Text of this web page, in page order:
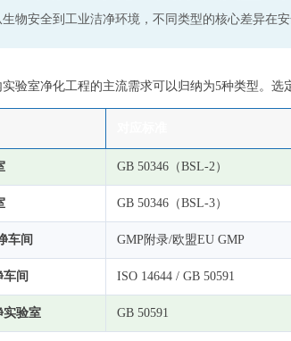
生物安全到工业洁净环境，不同类型的核心差异在
实验室净化工程的主流需求可以归纳为5种类型。
GB 50346（BSL-2）
GB 50346（BSL-3）
车间 GMP附录/欧盟EU GMP
间 ISO 14644 / GB 50591
实验室 GB 50591